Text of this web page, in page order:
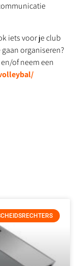
iets voor je club
en/of neem een